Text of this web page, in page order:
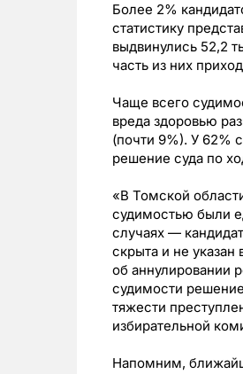
Более 2%
статистику
выдвинулись 52,2
часть из них
Чаще всего
вреда здоровью
(почти 9%). У 62%
решение суда по
«В Томской
судимостью были
случаях —
скрыта и не
об аннулировании
судимости
тяжести
избирательной
Напомним,